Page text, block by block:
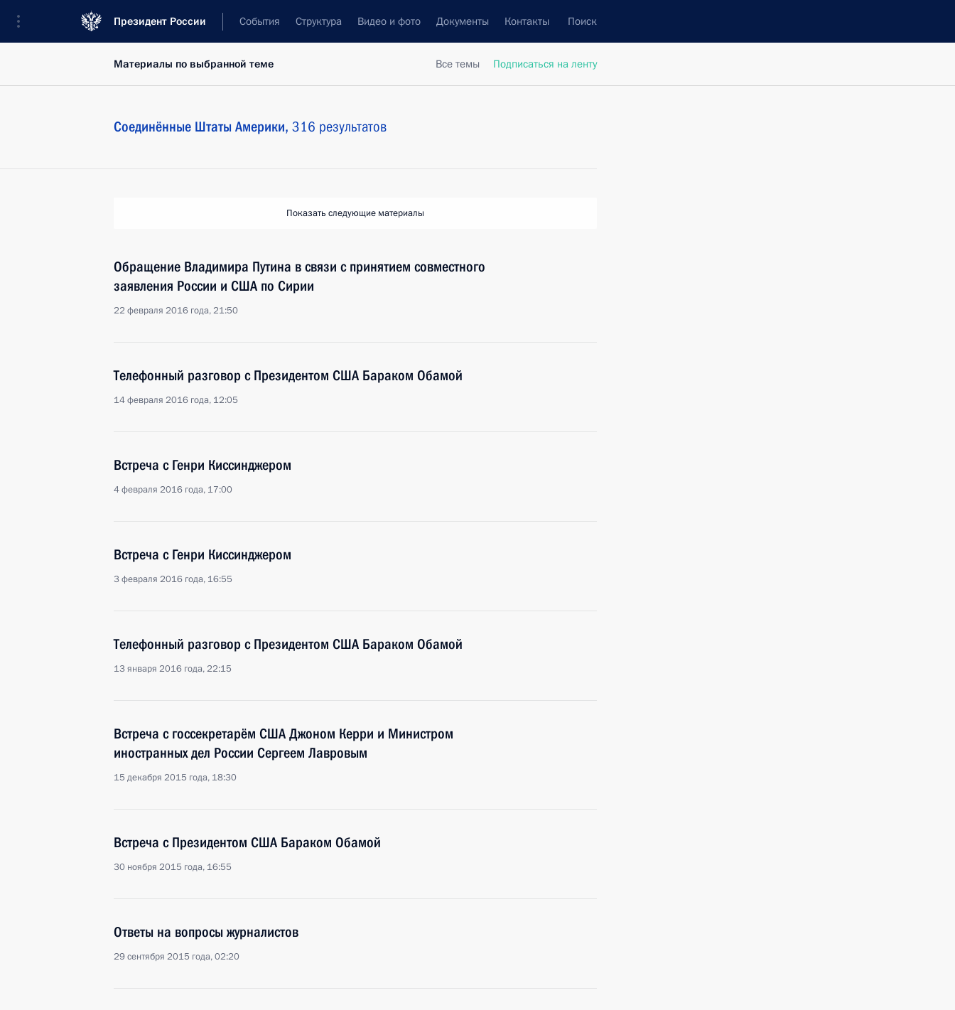
Президент России События Структура Видео и фото Документы Контакты Поиск
Все темы Подписаться на ленту
Материалы по выбранной теме
Соединённые Штаты Америки, 316 результатов
Показать следующие материалы
Обращение Владимира Путина в связи с принятием совместного
заявления России и США по Сирии
22 февраля 2016 года, 21:50
Телефонный разговор с Президентом США Бараком Обамой
14 февраля 2016 года, 12:05
Встреча с Генри Киссинджером
4 февраля 2016 года, 17:00
Встреча с Генри Киссинджером
3 февраля 2016 года, 16:55
Телефонный разговор с Президентом США Бараком Обамой
13 января 2016 года, 22:15
Встреча с госсекретарём США Джоном Керри и Министром
иностранных дел России Сергеем Лавровым
15 декабря 2015 года, 18:30
Встреча с Президентом США Бараком Обамой
30 ноября 2015 года, 16:55
Ответы на вопросы журналистов
29 сентября 2015 года, 02:20